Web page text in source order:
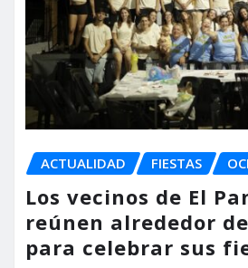
ACTUALIDAD FIESTAS
Los vecinos de El
reúnen alrededor
para celebrar sus